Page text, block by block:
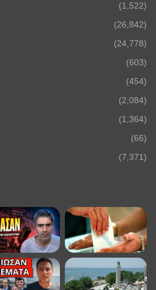
(1,522)
(26,842)
(24,778)
(603)
(454)
(2,084)
(1,364)
(66)
(7,371)